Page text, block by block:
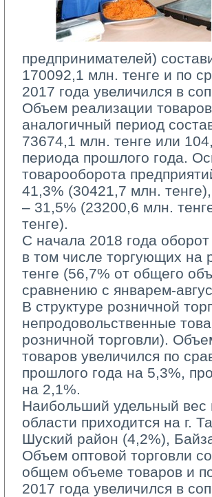
предпринимателей)
170092,1 млн. тенге и по
2017 года увеличился в
Объем реализации
аналогичный период
73674,1 млн. тенге или
периода прошлого года.
товарооборота
41,3% (30421,7 млн.
– 31,5% (23200,6 млн.
тенге).
С начала 2018 года
в том числе торгующих на
тенге (56,7% от общего
сравнению с январем-
В структуре розничной
непродовольственные
розничной торговли).
товаров увеличился по
прошлого года на 5,3%,
на 2,1%.
Наибольший удельный вес
области приходится на г.
Шуский район (4,2%),
Объем оптовой торговли
общем объеме товаров и
2017 года увеличился в